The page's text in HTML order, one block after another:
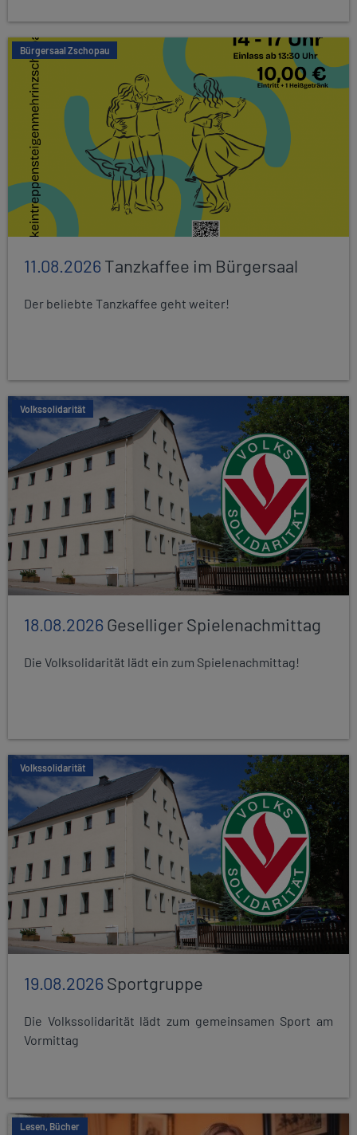
Bürgersaal Zschopau
11.08.2026Tanzkaffee im Bürgersaal
Der beliebte Tanzkaffee geht weiter!
Volkssolidarität
18.08.2026Geselliger Spielenachmittag
Die Volksolidarität lädt ein zum Spielenachmittag!
Volkssolidarität
19.08.2026Sportgruppe
Die Volkssolidarität lädt zum gemeinsamen Sport am
Vormittag
Lesen, Bücher